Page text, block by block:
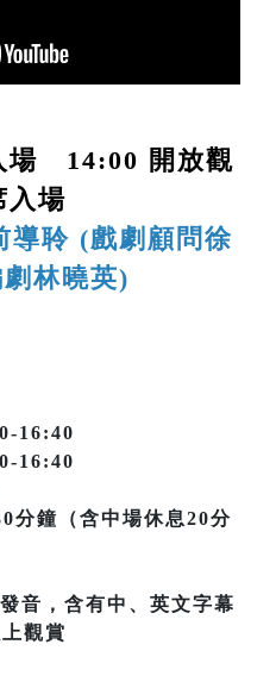
場 14:00 開放觀
入場
導聆 (戲劇顧問徐
林曉英)
16:40
16:40
分鐘（含中場休息20分
音，含有中、英文字幕
觀賞